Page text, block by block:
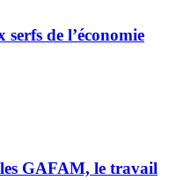
de l’économie
GAFAM, le travail